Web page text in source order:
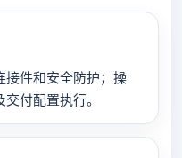
接件和安全防护；操
付配置执行。